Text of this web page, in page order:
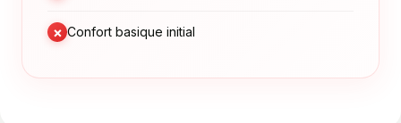
× Confort basique initial